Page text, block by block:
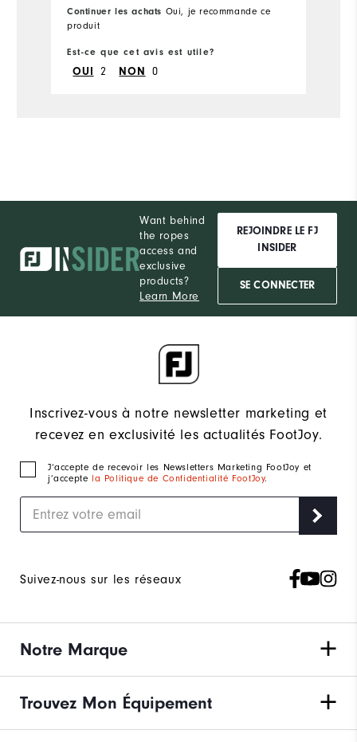
Size True to Size
Conditions Dry, On course, Wet
Which width do you usually wear? Narrow
Continuer les achats Oui, je recommande ce
produit
Est-ce que cet avis est utile?
OUI 2 NON 0
Want behind
the ropes
access and
exclusive
products?
Learn More
REJOINDRE LE FJ
INSIDER
SE CONNECTER
Inscrivez-vous à notre newsletter marketing et
recevez en exclusivité les actualités FootJoy.
J‘accepte de recevoir les Newsletters Marketing FootJoy et
j’accepte la Politique de Confidentialité FootJoy.
Suivez-nous sur les réseaux
Notre Marque
Trouvez Mon Équipement